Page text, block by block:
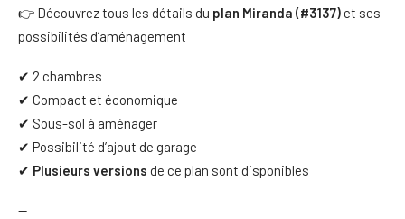
👉 Découvrez tous les détails du plan Miranda (#3137)et ses
possibilités d’aménagement
✔ 2 chambres
✔ Compact et économique
✔ Sous-sol à aménager
✔ Possibilité d’ajout de garage
✔ Plusieurs versions de ce plan sont disponibles
—